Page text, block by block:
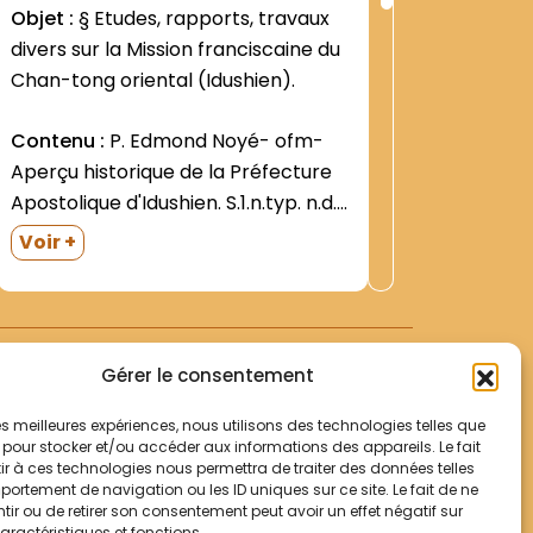
Gérer le consentement
meilleures expériences, nous utilisons des technologies telles que
stocker et/ou accéder aux informations des appareils. Le fait
à ces technologies nous permettra de traiter des données telles
de navigation ou les ID uniques sur ce site. Le fait de ne
ou de retirer son consentement peut avoir un effet négatif sur
Objet : § Etudes, rapports, travaux
divers sur la Mission franciscaine du
Chan-tong oriental (Idushien).
Contenu :
Aperçu historique de la Préfecture
Apostolique d'Idushien. S.1.n.typ. n.d.
(l'approbation du P. Venance
Guichard- Préfet Apost.- est datée
de Tsingchow- 1er mai 1933). 34 D.-
illustr. X.- Compendium Historicum
(s.d.). Texte dactyl....
Voir +
Votre panier
Mentions légales